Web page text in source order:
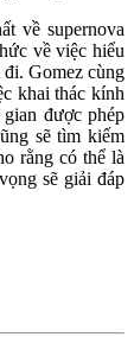
về supernova
về việc hiểu
Gomez cùng
khai thác kính
được phép
sẽ tìm kiếm
rằng có thể là
sẽ giải đáp